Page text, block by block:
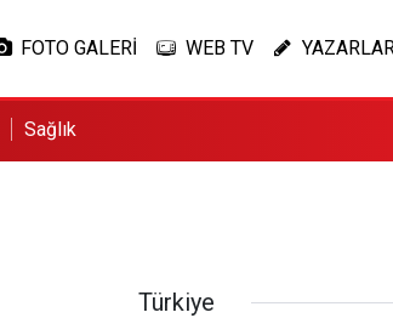
FOTO GALERİ WEB TV
Sağlık
Türkiye